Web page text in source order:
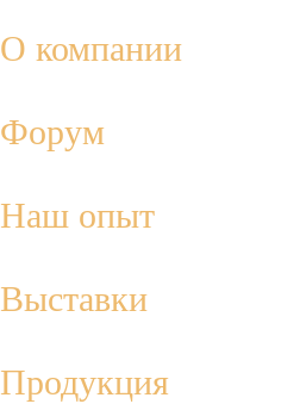
О компании
Форум
Наш опыт
Выставки
Продукция